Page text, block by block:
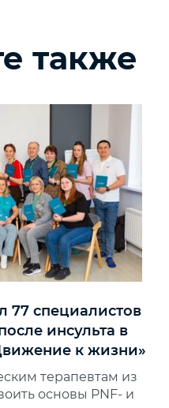
также
специалистов
инсульта в
к жизни»
терапевтам из
основы PNF‑ и